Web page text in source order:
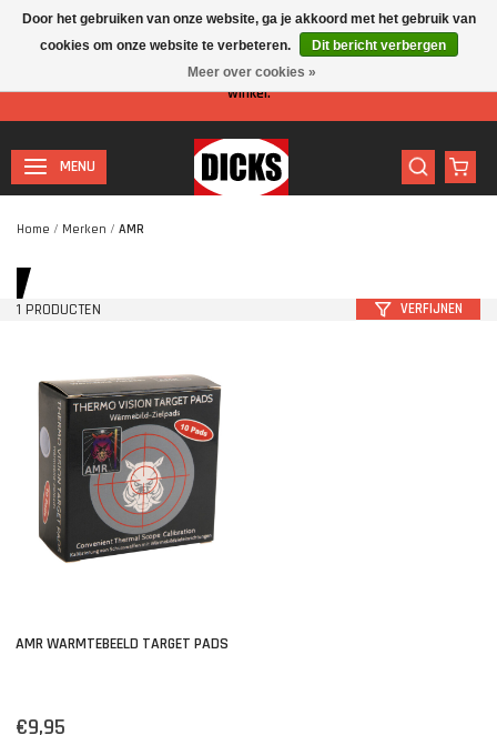
Let op: I.v.m. de zomervakantie is er minder personeel aanwezig in de
winkel.
MENU
Home / Merken / AMR
1 PRODUCTEN VERFIJNEN
AMR WARMTEBEELD TARGET PADS
€9,95
Door het gebruiken van onze website, ga je akkoord met het gebruik van
cookies om onze website te verbeteren.
Dit bericht verbergen
Meer over cookies »